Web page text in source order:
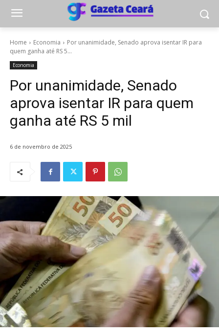
Home Economia
Por unanimidade, Senado aprova isentar IR para
quem ganha até RS 5...
Economia
Por unanimidade, Senado
aprova isentar IR para quem
ganha até RS 5 mil
6 de novembro de 2025